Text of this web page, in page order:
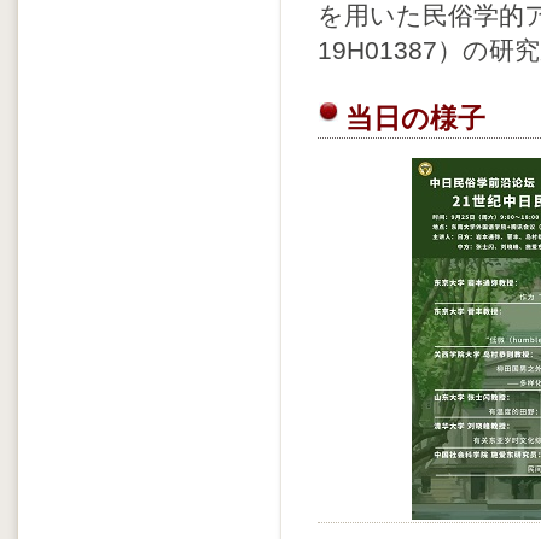
を用いた民俗学的
19H01387）の研
当日の様子